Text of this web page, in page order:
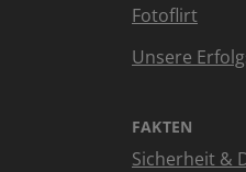
Fotoflirt
Unsere
FAKTEN
Sicherheit &